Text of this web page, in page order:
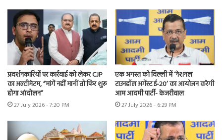
प्रदर्शनकारियों पर कार्रवाई को लेकर CJP
का अल्टीमेटम, “मांगें नहीं मानीं तो फिर शुरू
होगा आंदोलन”
27 July 2026 - 7:20 PM
एक अगस्त को दिल्ली में ‘नेशनल
टाउनहॉल अगेंस्ट ई-20’ का आयोजन करेगी
आम आदमी पार्टी- केजरीवाल
27 July 2026 - 6:29 PM